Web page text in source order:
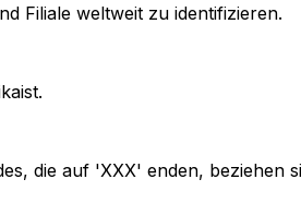
Filiale weltweit zu identifizieren.
die auf 'XXX' enden, beziehen